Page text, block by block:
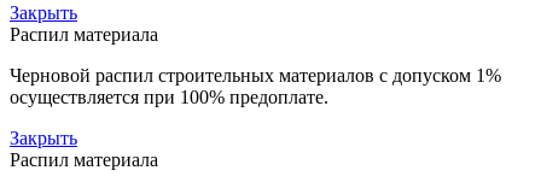
Закрыть
Распил материала
Черновой распил строительных материалов с допуском 1%
осуществляется при 100% предоплате.
Закрыть
Распил материала